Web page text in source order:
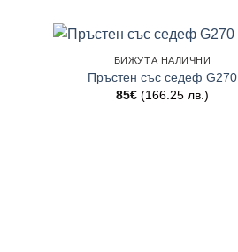
БИЖУТА НАЛИЧНИ
Пръстен със седеф G270
85€ (166.25 лв.)